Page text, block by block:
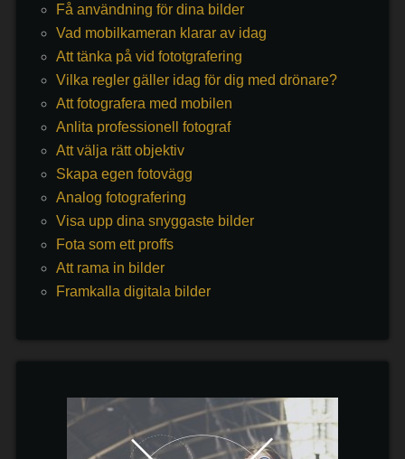
Få användning för dina bilder
Vad mobilkameran klarar av idag
Att tänka på vid fototgrafering
Vilka regler gäller idag för dig med drönare?
Att fotografera med mobilen
Anlita professionell fotograf
Att välja rätt objektiv
Skapa egen fotovägg
Analog fotografering
Visa upp dina snyggaste bilder
Fota som ett proffs
Att rama in bilder
Framkalla digitala bilder